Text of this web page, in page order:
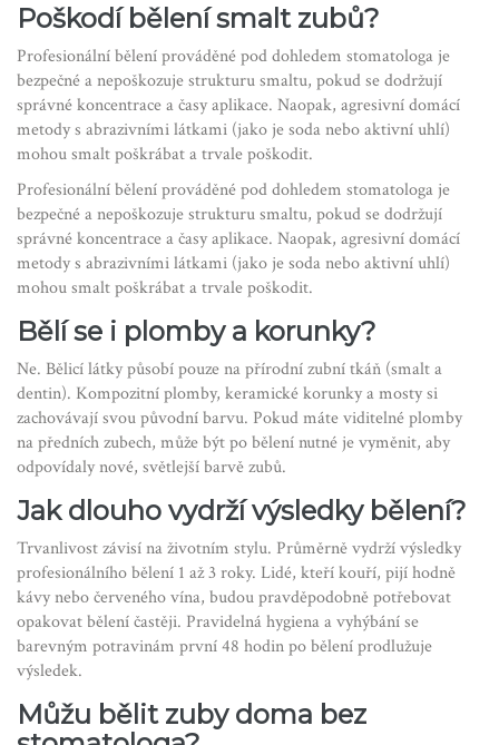
Poškodí bělení smalt zubů?
Profesionální bělení prováděné pod dohledem stomatologa je
bezpečné a nepoškozuje strukturu smaltu, pokud se dodržují
správné koncentrace a časy aplikace. Naopak, agresivní domácí
metody s abrazivními látkami (jako je soda nebo aktivní uhlí)
mohou smalt poškrábat a trvale poškodit.
Profesionální bělení prováděné pod dohledem stomatologa je
bezpečné a nepoškozuje strukturu smaltu, pokud se dodržují
správné koncentrace a časy aplikace. Naopak, agresivní domácí
metody s abrazivními látkami (jako je soda nebo aktivní uhlí)
mohou smalt poškrábat a trvale poškodit.
Bělí se i plomby a korunky?
Ne. Bělicí látky působí pouze na přírodní zubní tkáň (smalt a
dentin). Kompozitní plomby, keramické korunky a mosty si
zachovávají svou původní barvu. Pokud máte viditelné plomby
na předních zubech, může být po bělení nutné je vyměnit, aby
odpovídaly nové, světlejší barvě zubů.
Jak dlouho vydrží výsledky bělení?
Trvanlivost závisí na životním stylu. Průměrně vydrží výsledky
profesionálního bělení 1 až 3 roky. Lidé, kteří kouří, pijí hodně
kávy nebo červeného vína, budou pravděpodobně potřebovat
opakovat bělení častěji. Pravidelná hygiena a vyhýbání se
barevným potravinám první 48 hodin po bělení prodlužuje
výsledek.
Můžu bělit zuby doma bez